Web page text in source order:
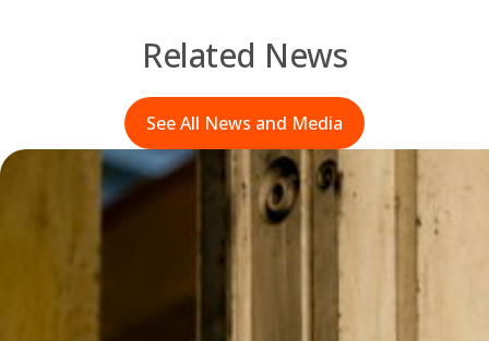
Related News
See All News and Media